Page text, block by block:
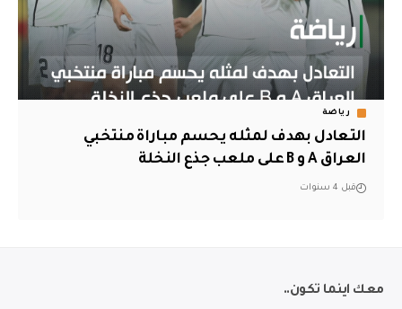
رياضة
التعادل بهدف لمثله يحسم مباراة منتخبي
العراق A و B على ملعب جذع النخلة
قبل 4 سنوات
معك اينما تكون..